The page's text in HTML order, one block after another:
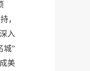
，
入
城”
美